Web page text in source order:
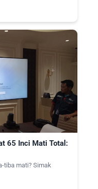
65 Inci Mati Total:
tiba mati? Simak